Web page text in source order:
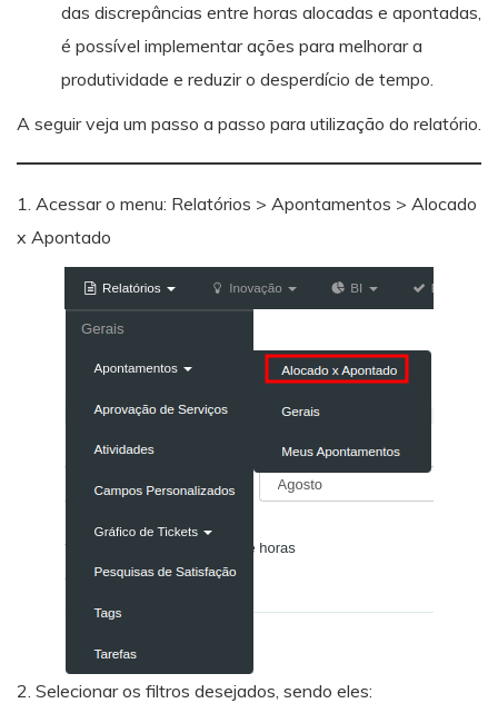
das discrepâncias entre horas alocadas e apontadas,
é possível implementar ações para melhorar a
produtividade e reduzir o desperdício de tempo.
A seguir veja um passo a passo para utilização do relatório.
1. Acessar o menu: Relatórios > Apontamentos > Alocado
x Apontado
2. Selecionar os filtros desejados, sendo eles: